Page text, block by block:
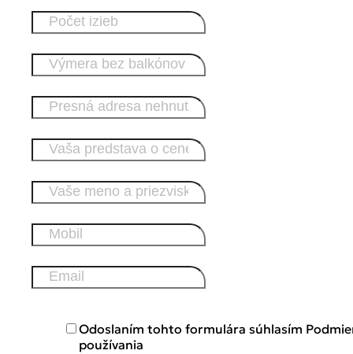
Odoslaním tohto formulára súhlasím
používania